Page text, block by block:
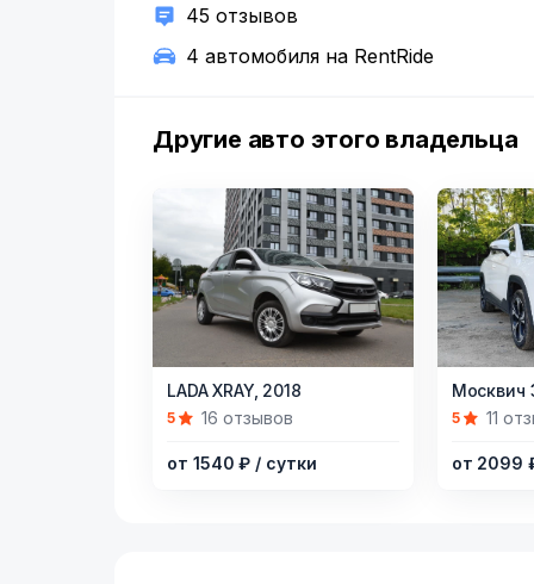
45 отзывов
4 автомобиля на RentRide
Другие авто этого владельца
Item
16
LADA XRAY, 2018
5 16 отзывов
от 1540 ₽ / сутки
Item
20
Москвич
5 11
от 2099